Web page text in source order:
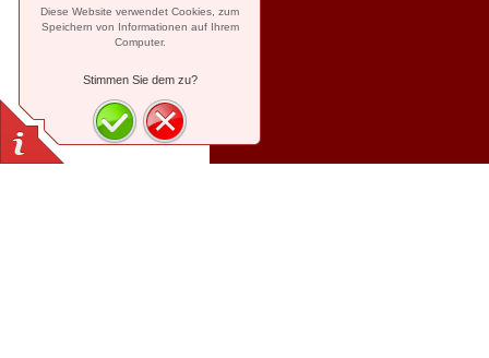
Diese Website verwendet Cookies, zum
Speichern von Informationen auf Ihrem
Computer.
Stimmen Sie dem zu?